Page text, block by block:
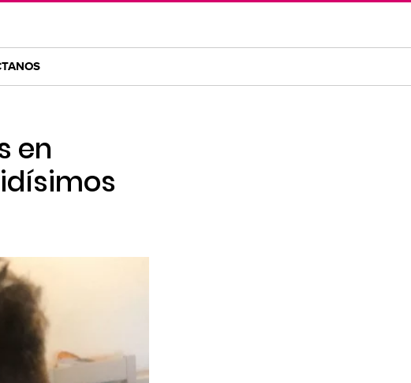
en